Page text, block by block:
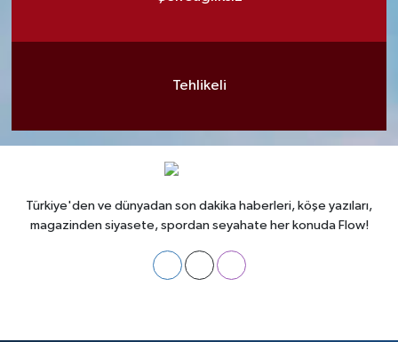
Tehlikeli
Türkiye'den ve dünyadan son dakika haberleri, köşe yazıları,
magazinden siyasete, spordan seyahate her konuda Flow!